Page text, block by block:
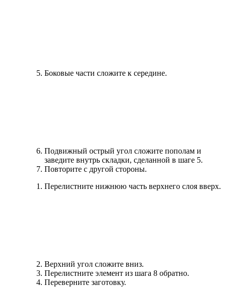
Боковые части сложите к середине.
Подвижный острый угол сложите пополам и
заведите внутрь складки, сделанной в шаге 5.
Повторите с другой стороны.
Перелистните нижнюю часть верхнего слоя вверх.
Верхний угол сложите вниз.
Перелистните элемент из шага 8 обратно.
Переверните заготовку.